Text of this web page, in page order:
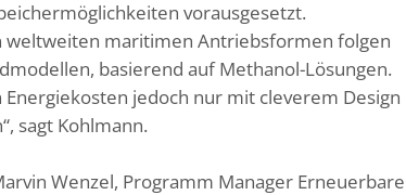
vorausgesetzt.
weltweiten maritimen Antriebsformen folgen
basierend auf Methanol-Lösungen.
jedoch nur mit cleverem Design
sagt Kohlmann.
Wenzel, Programm Manager Erneuerbare